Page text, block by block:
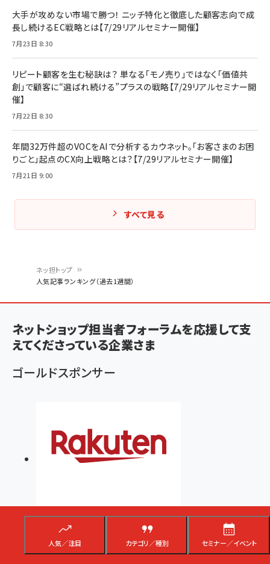
人気／注目 カテゴリ／種別 セミナー／イベント
く
ず
ネッ担トップ
人気記事ランキング（過去1週間）
大手が攻めない市場で勝つ！ ニッチ特化と徹底した顧客志向で成
長し続けるEC戦略とは【7/29リアルセミナー開催】
7月23日 8:30
リピート顧客を生む秘訣は？ 単なる「モノ売り」ではなく「価値共
創」で顧客に“選ばれ続ける”プラスの戦略【7/29リアルセミナー開
催】
7月22日 8:30
年間32万件超のVOCをAIで分析するカウネット。「お客さまのお困
りごと」起点のCX向上戦略とは？【7/29リアルセミナー開催】
7月21日 9:00
すべて見る
ネットショップ担当者フォーラムを応援して支
えてくださっている企業さま
ゴールドスポンサー